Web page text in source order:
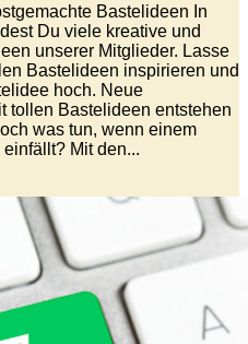
Bastelideen In
Du viele kreative und
unserer Mitglieder. Lasse
Bastelideen inspirieren und
hoch. Neue
tollen Bastelideen entstehen
was tun, wenn einem
Mit den...